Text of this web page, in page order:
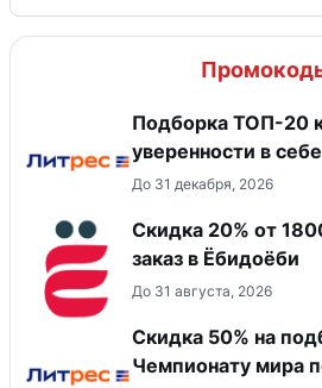
Подборка ТОП-20
уверенности в себе
До 31 декабря, 2026
Скидка 20% от
заказ в Ёбидоёби
До 31 августа, 2026
Скидка 50% на
Чемпионату мира